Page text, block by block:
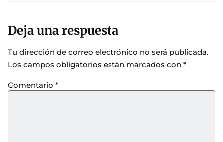
Deja una respuesta
Tu dirección de correo electrónico no será publicada.
Los campos obligatorios están marcados con *
Comentario *